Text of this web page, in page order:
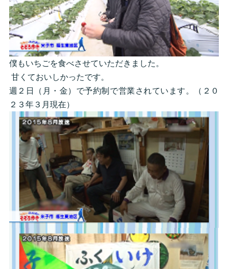
僕もいちごを食べさせていただきました。
甘くておいしかったです。
週２日（月・金）で予約制で営業されています。（２０
２３年３月現在）